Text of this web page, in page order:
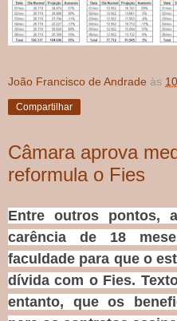
João Francisco de Andrade às
Compartilhar
Câmara aprova
reformula o Fies
Entre outros pontos,
carência de 18
faculdade para que o
dívida com o Fies.
entanto, que os